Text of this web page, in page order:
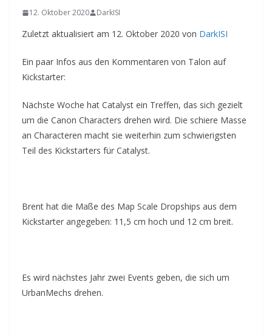
12. Oktober 2020 DarkISI
Zuletzt aktualisiert am 12. Oktober 2020 von DarkISI
Ein paar Infos aus den Kommentaren von Talon auf
Kickstarter:
Nächste Woche hat Catalyst ein Treffen, das sich gezielt
um die Canon Characters drehen wird. Die schiere Masse
an Characteren macht sie weiterhin zum schwierigsten
Teil des Kickstarters für Catalyst.
Brent hat die Maße des Map Scale Dropships aus dem
Kickstarter angegeben: 11,5 cm hoch und 12 cm breit.
Es wird nächstes Jahr zwei Events geben, die sich um
UrbanMechs drehen.